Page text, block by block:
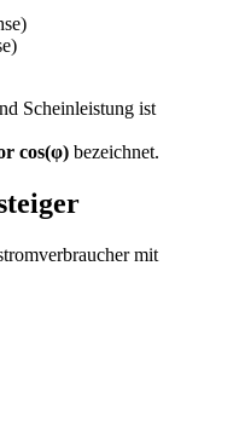
Scheinleistung ist
cos(φ) bezeichnet.
mit